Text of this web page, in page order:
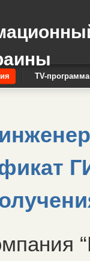
TV-программа